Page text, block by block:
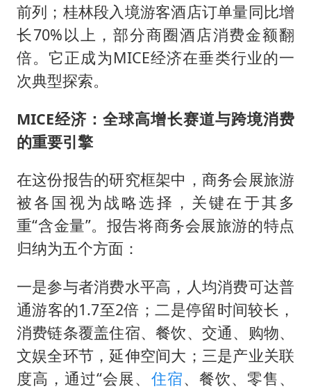
前列；桂林段入境游客酒店订单量同比增
长70%以上，部分商圈酒店消费金额翻
倍。它正成为MICE经济在垂类行业的一
次典型探索。
MICE经济：全球高增长赛道与跨境消费
的重要引擎
在这份报告的研究框架中，商务会展旅游
被各国视为战略选择，关键在于其多
重“含金量”。报告将商务会展旅游的特点
归纳为五个方面：
一是参与者消费水平高，人均消费可达普
通游客的1.7至2倍；二是停留时间较长，
消费链条覆盖住宿、餐饮、交通、购物、
文娱全环节，延伸空间大；三是产业关联
度高，通过“会展、 住宿、餐饮、零售、